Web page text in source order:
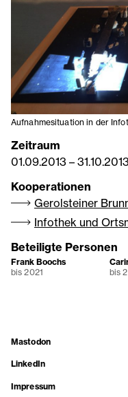
Aufnahmesituation in der
Zeitraum
01.09.2013 – 31.10.2013
Kooperationen
Gerolsteiner
Infothek und
Beteiligte Personen
Frank Boochs
bis 2021
bis
Mastodon
LinkedIn
Impressum